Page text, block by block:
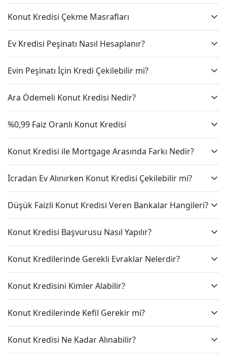
Konut Kredisi Çekme Masrafları
Ev Kredisi Peşinatı Nasıl Hesaplanır?
Evin Peşinatı İçin Kredi Çekilebilir mi?
Ara Ödemeli Konut Kredisi Nedir?
%0,99 Faiz Oranlı Konut Kredisi
Konut Kredisi ile Mortgage Arasında Farkı Nedir?
İcradan Ev Alınırken Konut Kredisi Çekilebilir mi?
Düşük Faizli Konut Kredisi Veren Bankalar Hangileri?
Konut Kredisi Başvurusu Nasıl Yapılır?
Konut Kredilerinde Gerekli Evraklar Nelerdir?
Konut Kredisini Kimler Alabilir?
Konut Kredilerinde Kefil Gerekir mi?
Konut Kredisi Ne Kadar Alınabilir?